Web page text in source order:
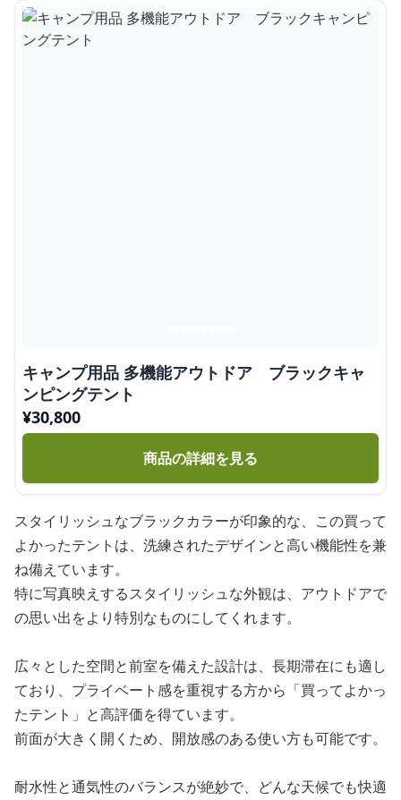
キャンプ用品 多機能アウトドア ブラックキャ
ンピングテント
¥30,800
商品の詳細を見る
スタイリッシュなブラックカラーが印象的な、この買って
よかったテントは、洗練されたデザインと高い機能性を兼
ね備えています。
特に写真映えするスタイリッシュな外観は、アウトドアで
の思い出をより特別なものにしてくれます。
広々とした空間と前室を備えた設計は、長期滞在にも適し
ており、プライベート感を重視する方から「買ってよかっ
たテント」と高評価を得ています。
前面が大きく開くため、開放感のある使い方も可能です。
耐水性と通気性のバランスが絶妙で、どんな天候でも快適